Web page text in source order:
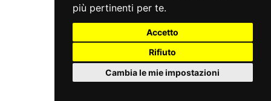
più pertinenti per te.
Accetto
Rifiuto
Cambia le mie impostazioni